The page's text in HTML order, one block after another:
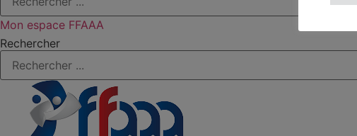
Mon espace FFAAA
Rechercher